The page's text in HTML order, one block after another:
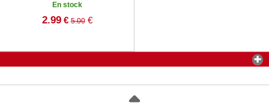
En stock
2.99 € 5.00€